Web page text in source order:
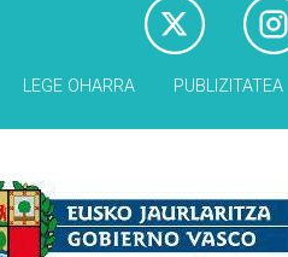
LEGE OHARRA PUBLIZITATEA